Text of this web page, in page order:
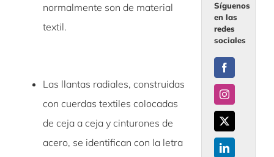
normalmente son de material
textil.
Las llantas radiales, construidas
con cuerdas textiles colocadas
de ceja a ceja y cinturones de
acero, se identifican con la letra
Síguenos
en las
redes
sociales